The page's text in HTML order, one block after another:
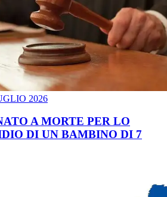
2026
A MORTE PER LO
DI UN BAMBINO DI 7